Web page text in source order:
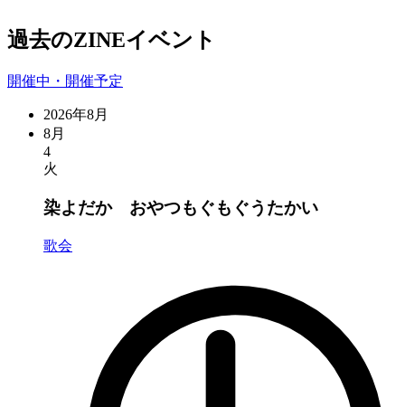
過去のZINEイベント
開催中・開催予定
2026年8月
8月
4
火
染よだか おやつもぐもぐうたかい
歌会